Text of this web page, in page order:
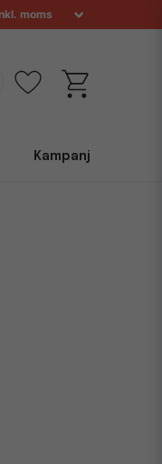
Kampanj